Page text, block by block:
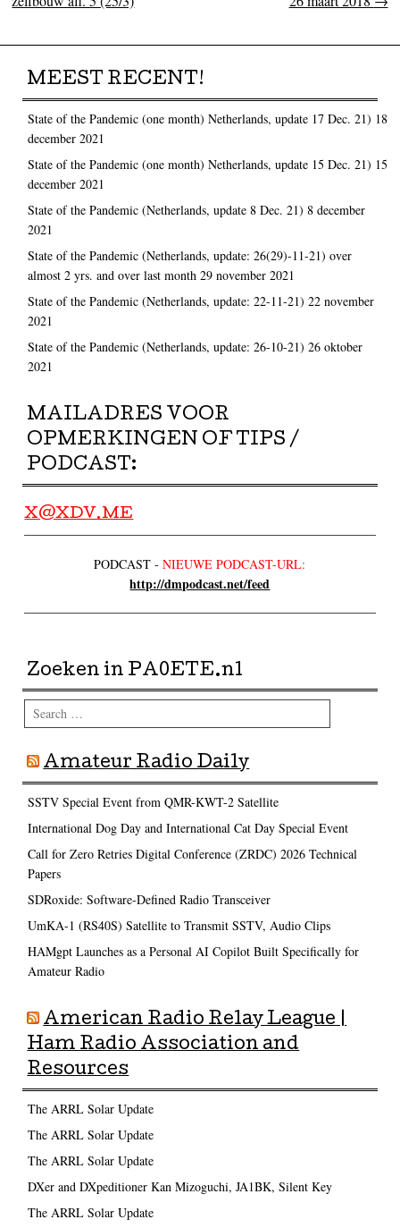
MEEST RECENT!
State of the Pandemic (one month) Netherlands, update 17 Dec. 21) 18
december 2021
State of the Pandemic (one month) Netherlands, update 15 Dec. 21) 15
december 2021
State of the Pandemic (Netherlands, update 8 Dec. 21) 8 december
2021
State of the Pandemic (Netherlands, update: 26(29)-11-21) over
almost 2 yrs. and over last month 29 november 2021
State of the Pandemic (Netherlands, update: 22-11-21) 22 november
2021
State of the Pandemic (Netherlands, update: 26-10-21) 26 oktober
2021
MAILADRES VOOR
OPMERKINGEN OF TIPS /
PODCAST:
X@XDV.ME
PODCAST -NIEUWE PODCAST-URL:
http://dmpodcast.net/feed
Zoeken in PA0ETE.nl
Search
Amateur Radio Daily
SSTV Special Event from QMR-KWT-2 Satellite
International Dog Day and International Cat Day Special Event
Call for Zero Retries Digital Conference (ZRDC) 2026 Technical
Papers
SDRoxide: Software-Defined Radio Transceiver
UmKA-1 (RS40S) Satellite to Transmit SSTV, Audio Clips
HAMgpt Launches as a Personal AI Copilot Built Specifically for
Amateur Radio
American Radio Relay League |
Ham Radio Association and
Resources
The ARRL Solar Update
The ARRL Solar Update
The ARRL Solar Update
DXer and DXpeditioner Kan Mizoguchi, JA1BK, Silent Key
The ARRL Solar Update